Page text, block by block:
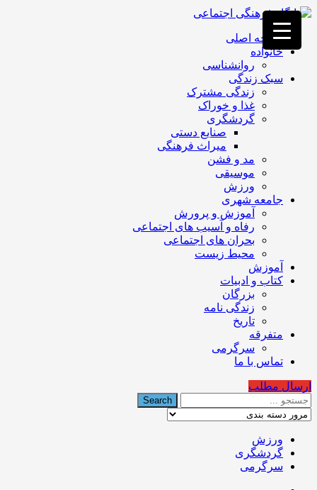
فصد
خون
غرب
تهران
خشکشویی
تصفیه
تهران
صفحه اصلی
خانواده
روانشناسی
سبک زندگی
زندگی مشترک
غذا و خوراک
گردشگری
صنایع دستی
میراث فرهنگی
مد و فشن
موسیقی
ورزش
جامعه شهری
آموزش و پرورش
رفاه و آسیب های اجتماعی
بحران های اجتماعی
محیط زیست
آموزش
کتاب و ادبیات
بزرگان
زندگی نامه
تاریخ
متفرقه
سرگرمی
تماس با ما
ارسال مطلب
ورزش
گردشگری
سرگرمی